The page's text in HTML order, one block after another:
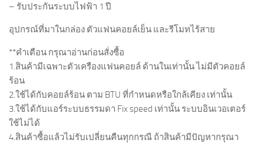
– รับประกันระบบไฟฟ้า 1 ปี
อุปกรณ์ที่มาในกล่อง ตัวแฟนคอยล์เย็น และรีโมทไร้สาย
**คำเตือน กรุณาอ่านก่อนสั่งซื้อ
1.สินค้ามีเฉพาะตัวเครืองแฟนคอยล์ ด้านในเท่านั้น ไม่มีตัวคอยล์
ร้อน
2.ใช้ได้กับคอยล์ร้อน ตาม BTU ที่กำหนดหรือใกล้เคียง เท่านั้น
3.ใช้ได้กับแอร์ระบบธรรมดา Fix speed เท่านั้น ระบบอินเวอเตอร์
ใช้ไม่ได้
4.สินค้าซื้อแล้วไม่รับเปลี่ยนคืนทุกกรณี ถ้าสินค้ามีปัญหากรุณา